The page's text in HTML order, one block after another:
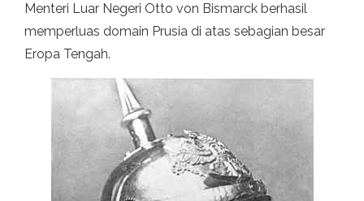
Menteri Luar Negeri Otto von Bismarck berhasil
memperluas domain Prusia di atas sebagian besar
Eropa Tengah.